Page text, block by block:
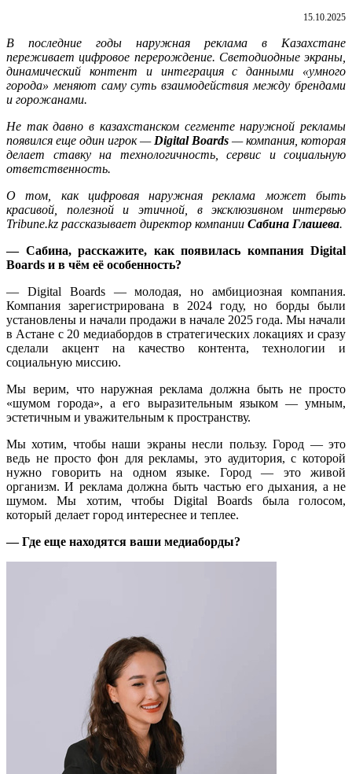
15.10.2025
В последние годы наружная реклама в Казахстане
переживает цифровое перерождение. Светодиодные экраны,
динамический контент и интеграция с данными «умного
города» меняют саму суть взаимодействия между брендами
и горожанами.
Не так давно в казахстанском сегменте наружной рекламы
появился еще один игрок — Digital Boards — компания, которая
делает ставку на технологичность, сервис и социальную
ответственность.
О том, как цифровая наружная реклама может быть
красивой, полезной и этичной, в эксклюзивном интервью
Tribune.kz рассказывает директор компании Сабина Глашева.
— Сабина, расскажите, как появилась компания Digital
Boards и в чём её особенность?
— Digital Boards — молодая, но амбициозная компания.
Компания зарегистрирована в 2024 году, но борды были
установлены и начали продажи в начале 2025 года. Мы начали
в Астане с 20 медиабордов в стратегических локациях и сразу
сделали акцент на качество контента, технологии и
социальную миссию.
Мы верим, что наружная реклама должна быть не просто
«шумом города», а его выразительным языком — умным,
эстетичным и уважительным к пространству.
Мы хотим, чтобы наши экраны несли пользу. Город — это
ведь не просто фон для рекламы, это аудитория, с которой
нужно говорить на одном языке. Город — это живой
организм. И реклама должна быть частью его дыхания, а не
шумом. Мы хотим, чтобы Digital Boards была голосом,
который делает город интереснее и теплее.
— Где еще находятся ваши медиаборды?